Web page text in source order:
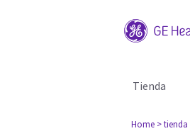
Tienda
Home > tienda